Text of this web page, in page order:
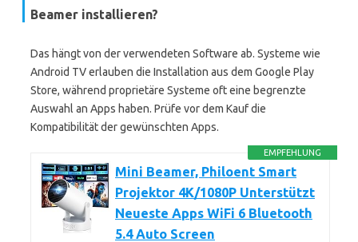
Beamer installieren?
Das hängt von der verwendeten Software ab. Systeme wie
Android TV erlauben die Installation aus dem Google Play
Store, während proprietäre Systeme oft eine begrenzte
Auswahl an Apps haben. Prüfe vor dem Kauf die
Kompatibilität der gewünschten Apps.
EMPFEHLUNG
Mini Beamer, Philoent Smart
Projektor 4K/1080P Unterstützt
Neueste Apps WiFi 6 Bluetooth
5.4 Auto Screen